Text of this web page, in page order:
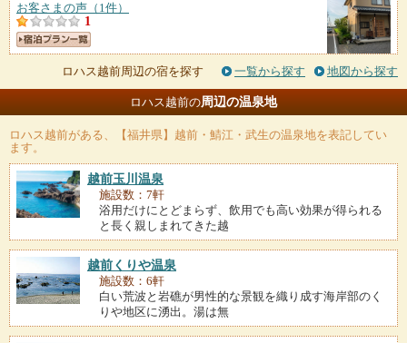
お客さまの声（1件）
1
ロハス越前周辺の宿を探す 一覧から探す 地図から探す
ロハス越前の周辺の温泉地
ロハス越前がある、【福井県】越前・鯖江・武生の温泉地を表記してい
ます。
越前玉川温泉
施設数：7軒
浴用だけにとどまらず、飲用でも高い効果が得られる
と長く親しまれてきた越
越前くりや温泉
施設数：6軒
白い荒波と岩礁が男性的な景観を織り成す海岸部のく
りや地区に湧出。湯は無